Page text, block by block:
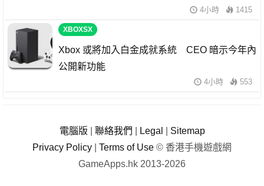
4小時 1415
XBOXSX
Xbox 或將加入白金成就系統 CEO 暗示今年內
公開新功能
4小時 553
電腦版 聯絡我們 Legal
Sitemap
Privacy Policy
Terms of Use © 香港手機遊戲網
GameApps.hk 2013-2026